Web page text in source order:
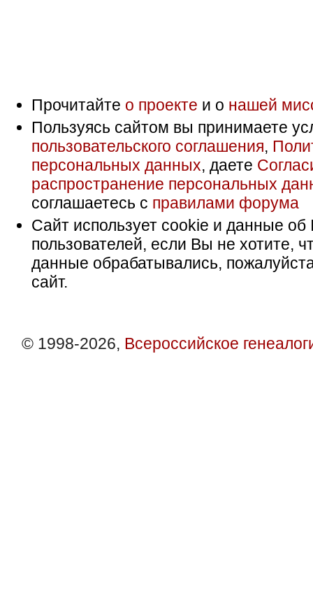
Прочитайте о проекте и о нашей
Пользуясь сайтом вы принимаете
пользовательского соглашения,
персональных данных, даете
распространение персональных
соглашаетесь с правилами форума
Сайт использует cookie и данные об
пользователей, если Вы не хотите,
данные обрабатывались,
сайт.
© 1998-2026, Всероссийское